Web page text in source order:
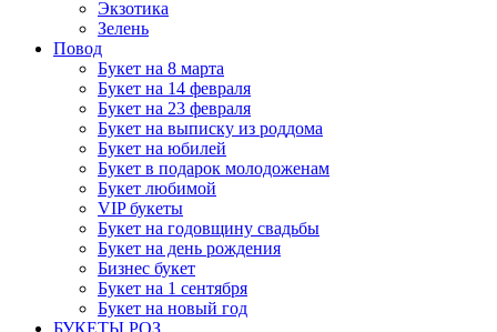
Экзотика
Зелень
Повод
Букет на 8 марта
Букет на 14 февраля
Букет на 23 февраля
Букет на выписку из роддома
Букет на юбилей
Букет в подарок молодоженам
Букет любимой
VIP букеты
Букет на годовщину свадьбы
Букет на день рождения
Бизнес букет
Букет на 1 сентября
Букет на новый год
БУКЕТЫ РОЗ